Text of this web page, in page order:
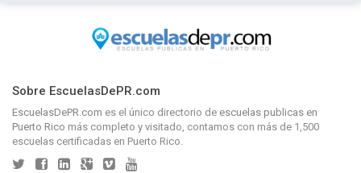
Sobre EscuelasDePR.com
EscuelasDePR.com es el único directorio de escuelas publicas en
Puerto Rico más completo y visitado, contamos con más de 1,500
escuelas certificadas en Puerto Rico.